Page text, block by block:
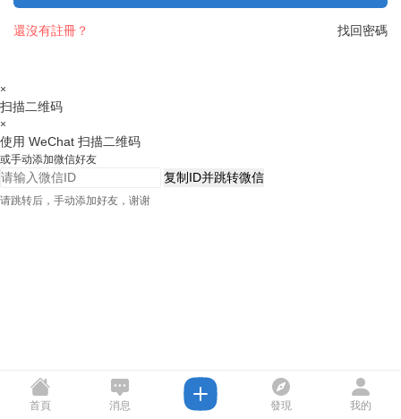
找回密碼
還沒有註冊？
×
扫描二维码
×
使用 WeChat 扫描二维码
或手动添加微信好友
复制ID并跳转微信
请跳转后，手动添加好友，谢谢
首頁 消息 發現 我的